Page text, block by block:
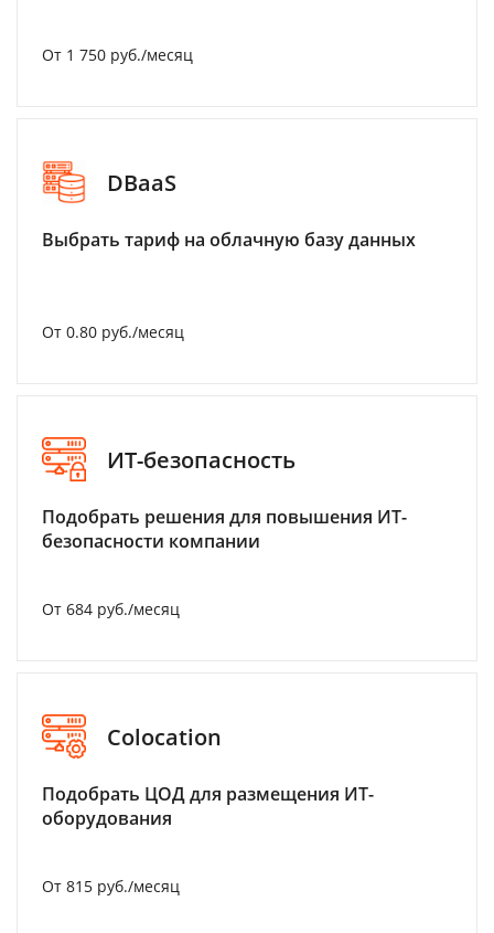
От 1 750 руб./месяц
DBaaS
Выбрать тариф на облачную базу данных
От 0.80 руб./месяц
ИТ-безопасность
Подобрать решения для повышения ИТ-
безопасности компании
От 684 руб./месяц
Colocation
Подобрать ЦОД для размещения ИТ-
оборудования
От 815 руб./месяц